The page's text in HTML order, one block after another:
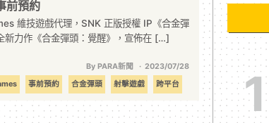
前預約
維技遊戲代理，SNK 正版授權 IP《合金彈
新力作《合金彈頭：覺醒》，宣佈在 […]
By PARA新聞
2023/07/28
事前預約 合金彈頭 射擊遊戲 跨平台 1